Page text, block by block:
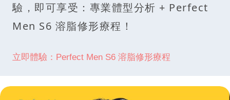
驗，即可享受：專業體型分析 + Perfect
Men S6 溶脂修形療程！
立即體驗：Perfect Men S6 溶脂修形療程